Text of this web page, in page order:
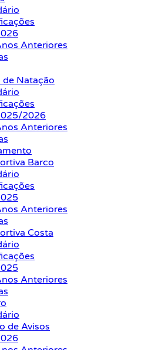
Anteriores
de Natação
2026
Anteriores
Barco
Anteriores
Costa
Anteriores
de Avisos